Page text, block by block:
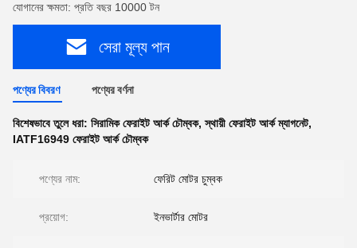
যোগানের ক্ষমতা: প্রতি বছর 10000 টন
সেরা মূল্য পান
পণ্যের বিবরণ পণ্যের বর্ণনা
বিশেষভাবে তুলে ধরা: সিরামিক ফেরাইট আর্ক চৌম্বক,স্থায়ী ফেরাইট আর্ক ম্যাগনেট,
IATF16949 ফেরাইট আর্ক চৌম্বক
পণ্যের নাম: ফেরিট মোটর চুম্বক
প্রয়োগ: ইনভার্টার মোটর